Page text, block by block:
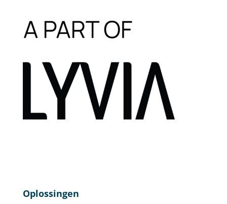
Oplossingen